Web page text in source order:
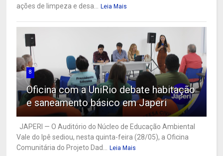
ações de limpeza e desa...
Leia Mais
8
Oficina com a UniRio debate habitação
e saneamento básico em Japeri
JAPERI — O Auditório do Núcleo de Educação Ambiental
Vale do Ipê sediou, nesta quinta-feira (28/05), a Oficina
Comunitária do Projeto Dad...
Leia Mais